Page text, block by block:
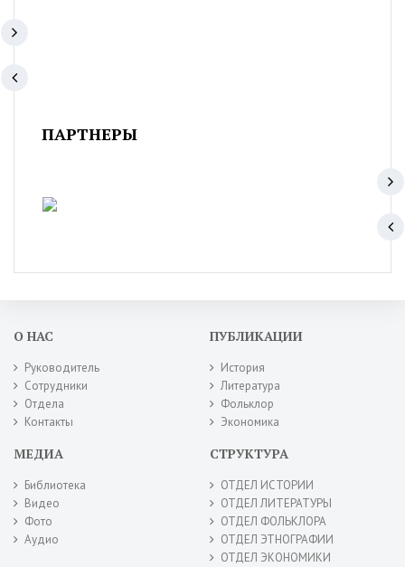
ПАРТНЕРЫ
О НАС
Руководитель
Сотрудники
Отдела
Контакты
ПУБЛИКАЦИИ
История
Литература
Фольклор
Экономика
МЕДИА
Библиотека
Видео
Фото
Аудио
СТРУКТУРА
ОТДЕЛ ИСТОРИИ
ОТДЕЛ ЛИТЕРАТУРЫ
ОТДЕЛ ФОЛЬКЛОРА
ОТДЕЛ ЭТНОГРАФИИ
ОТДЕЛ ЭКОНОМИКИ